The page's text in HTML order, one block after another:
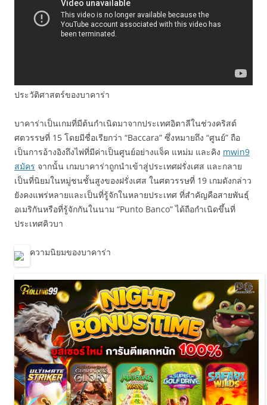
ประวัติศาสตร์ของบาคาร่า
บาคาร่าเป็นเกมที่มีต้นกำเนิดมาจากประเทศอิตาลีในช่วงคริสต์
ศตวรรษที่ 15 โดยมีชื่อเรียกว่า “Baccara” ซึ่งหมายถึง “ศูนย์” ถือ
เป็นการอ้างอิงถึงไพ่ที่มีค่าเป็นศูนย์อย่างแจ็ค แหม่ม และคิง mwin9
สมัคร จากนั้น เกมบาคาร่าถูกนำเข้าสู่ประเทศฝรั่งเศส และกลาย
เป็นที่นิยมในหมู่ชนชั้นสูงของฝรั่งเศส ในศตวรรษที่ 19 เกมดังกล่าว
ยังคงแพร่หลายและเป็นที่รู้จักในหลายประเทศ ที่สำคัญคือสายพันธุ์
อเมริกันหรือที่รู้จักกันในนาม “Punto Banco” ได้ถือกำเนิดขึ้นที่
ประเทศคิวบา
ความนิยมของบาคาร่า